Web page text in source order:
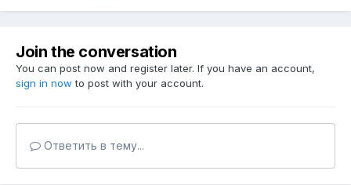
Join the conversation
You can post now and register later. If you have an account,
sign in now to post with your account.
Ответить в тему...